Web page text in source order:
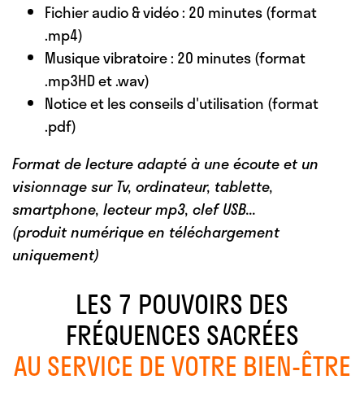
Fichier audio & vidéo : 20 minutes (format
.mp4)
Musique vibratoire : 20 minutes (format
.mp3HD et .wav)
Notice et les conseils d'utilisation (format
.pdf)
Format de lecture adapté à une écoute et un
visionnage sur Tv, ordinateur, tablette,
smartphone, lecteur mp3, clef USB...
(produit numérique en téléchargement
uniquement)
LES 7 POUVOIRS DES
FRÉQUENCES SACRÉES
AU SERVICE DE VOTRE BIEN-ÊTRE